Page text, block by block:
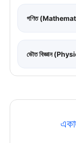
গণিত
ভৌত বিজ্ঞান